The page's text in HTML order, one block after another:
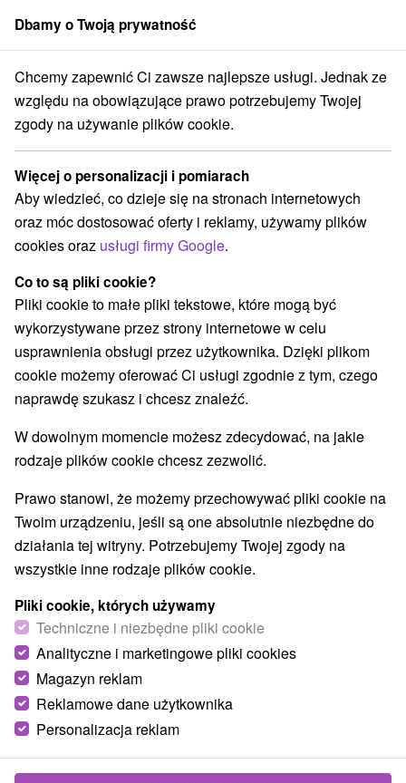
członek grupySorger
Stredné Slovensko Banskobystrický kraj Sklené Teplice
Apartmány Sklené Teplice
Kategorie
Wszystkie kategorie
Hotele na Slovacji(4)
Apartmány(5) Chaty na prenájom
Penzióny (1) Priváty(2)
Wybierz lokalizację lub datę
WSZYSTKO NAJTAŃSZE NAJDROŻSZE NA
Grand Spa Holiday Home II. Sklené Teplice
Dbamy o Twoją prywatność
Chcemy zapewnić Ci zawsze najlepsze usługi. Jednak ze
względu na obowiązujące prawo potrzebujemy Twojej
zgody na używanie plików cookie.
Więcej o personalizacji i pomiarach
Aby wiedzieć, co dzieje się na stronach internetowych
oraz móc dostosować oferty i reklamy, używamy plików
cookies oraz usługi firmy Google.
Co to są pliki cookie?
Pliki cookie to małe pliki tekstowe, które mogą być
wykorzystywane przez strony internetowe w celu
usprawnienia obsługi przez użytkownika. Dzięki plikom
cookie możemy oferować Ci usługi zgodnie z tym, czego
naprawdę szukasz i chcesz znaleźć.
W dowolnym momencie możesz zdecydować, na jakie
rodzaje plików cookie chcesz zezwolić.
Prawo stanowi, że możemy przechowywać pliki cookie na
Twoim urządzeniu, jeśli są one absolutnie niezbędne do
działania tej witryny. Potrzebujemy Twojej zgody na
wszystkie inne rodzaje plików cookie.
Pliki cookie, których używamy
Techniczne i niezbędne pliki cookie
Analityczne i marketingowe pliki cookies
Magazyn reklam
Reklamowe dane użytkownika
Personalizacja reklam